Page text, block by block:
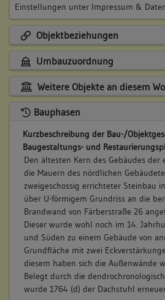
Einstellungen unter Impressum &
Objektbeziehungen
Umbauzuordnung
Weitere Objekte an diesem
Bauphasen
Kurzbeschreibung der Bau-/
Baugestaltungs- und
Den ältesten Kern des Gebäudes der
die Mauern des nördlichen
zweigeschossig errichteter Steinbau
über U-förmigem Grundriss an die
Brandwand von Färberstraße 26
Dieser wurde wohl noch im 14.
und Süden zu einem Gebäude von
Grundfläche mit zwei
diesem haben sich die Außenwände
Belegt durch die
wurde 1764 (d) der Dachstuhl